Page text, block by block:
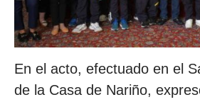
En el acto, efectuado en el
de la Casa de Nariño,